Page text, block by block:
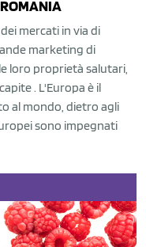
mercati in via di
marketing di
loro proprietà salutari,
. L'Europa è il
al mondo, dietro agli
sono impegnati